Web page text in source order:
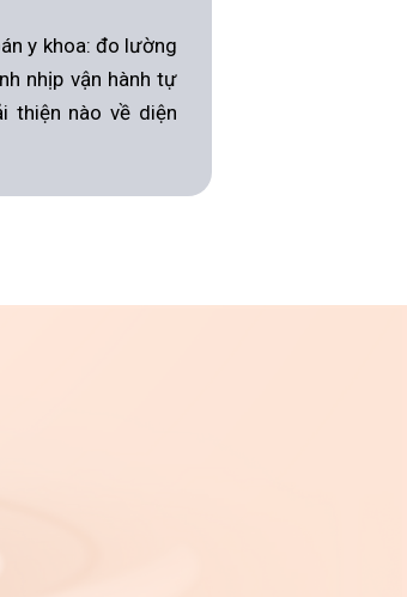
y khoa: đo lường
nhịp vận hành tự
thiện nào về diện